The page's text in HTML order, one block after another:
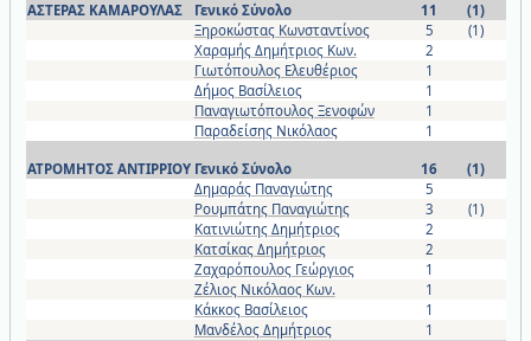
ΑΣΤΕΡΑΣ ΚΑΜΑΡΟΥΛΑΣ Γενικό Σύνολο 11
(1)
Ξηροκώστας Κωνσταντίνος
5
(1)
Χαραμής Δημήτριος Κων.
2
Γιωτόπουλος Ελευθέριος
1
Δήμος Βασίλειος
1
Παναγιωτόπουλος Ξενοφών
1
Παραδείσης Νικόλαος
1
ΑΤΡΟΜΗΤΟΣ ΑΝΤΙΡΡΙΟΥ Γενικό Σύνολο 16
(1)
Δημαράς Παναγιώτης
5
Ρουμπάτης Παναγιώτης
3
(1)
Κατινιώτης Δημήτριος
2
Κατσίκας Δημήτριος
2
Ζαχαρόπουλος Γεώργιος
1
Ζέλιος Νικόλαος Κων.
1
Κάκκος Βασίλειος
1
Μανδέλος Δημήτριος
1